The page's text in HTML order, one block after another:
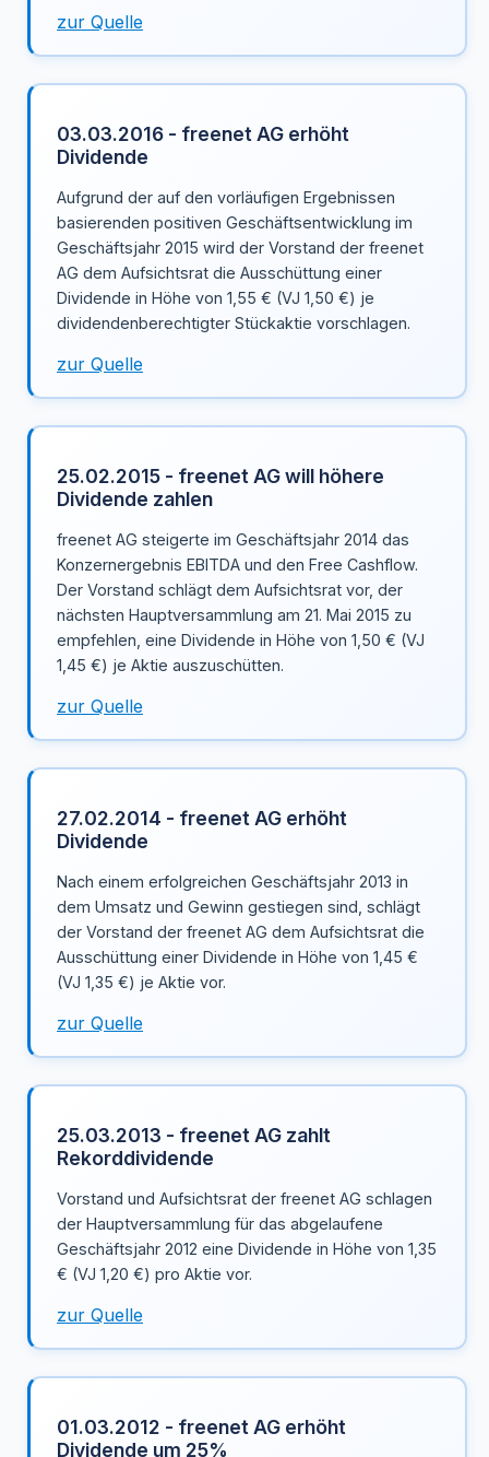
zur Quelle
03.03.2016 - freenet AG erhöht
Dividende
Aufgrund der auf den vorläufigen Ergebnissen
basierenden positiven Geschäftsentwicklung im
Geschäftsjahr 2015 wird der Vorstand der freenet
AG dem Aufsichtsrat die Ausschüttung einer
Dividende in Höhe von 1,55 € (VJ 1,50 €) je
dividendenberechtigter Stückaktie vorschlagen.
zur Quelle
25.02.2015 - freenet AG will höhere
Dividende zahlen
freenet AG steigerte im Geschäftsjahr 2014 das
Konzernergebnis EBITDA und den Free Cashflow.
Der Vorstand schlägt dem Aufsichtsrat vor, der
nächsten Hauptversammlung am 21. Mai 2015 zu
empfehlen, eine Dividende in Höhe von 1,50 € (VJ
1,45 €) je Aktie auszuschütten.
zur Quelle
27.02.2014 - freenet AG erhöht
Dividende
Nach einem erfolgreichen Geschäftsjahr 2013 in
dem Umsatz und Gewinn gestiegen sind, schlägt
der Vorstand der freenet AG dem Aufsichtsrat die
Ausschüttung einer Dividende in Höhe von 1,45 €
(VJ 1,35 €) je Aktie vor.
zur Quelle
25.03.2013 - freenet AG zahlt
Rekorddividende
Vorstand und Aufsichtsrat der freenet AG schlagen
der Hauptversammlung für das abgelaufene
Geschäftsjahr 2012 eine Dividende in Höhe von 1,35
€ (VJ 1,20 €) pro Aktie vor.
zur Quelle
01.03.2012 - freenet AG erhöht
Dividende um 25%